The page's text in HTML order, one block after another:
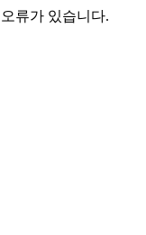
오류가 있습니다.